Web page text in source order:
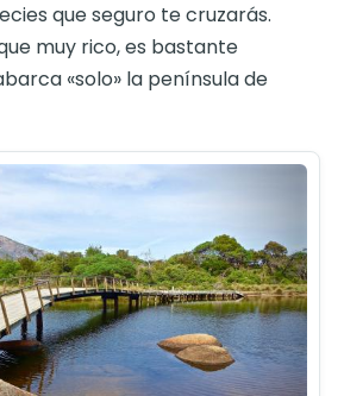
que seguro te cruzarás.
muy rico, es bastante
«solo» la península de